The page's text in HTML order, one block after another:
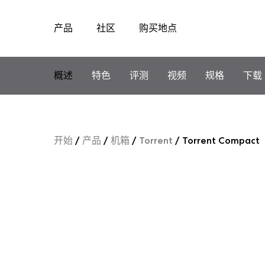
产品 社区 购买地点
概述
特色 评测 视频 规格 下载
开始/ 产品 /机箱 / Torrent / Torrent Compact